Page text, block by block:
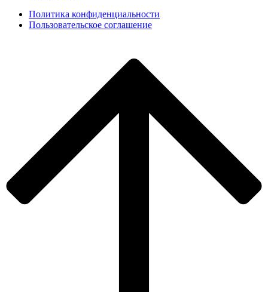
Политика конфиденциальности
Пользовательское соглашение